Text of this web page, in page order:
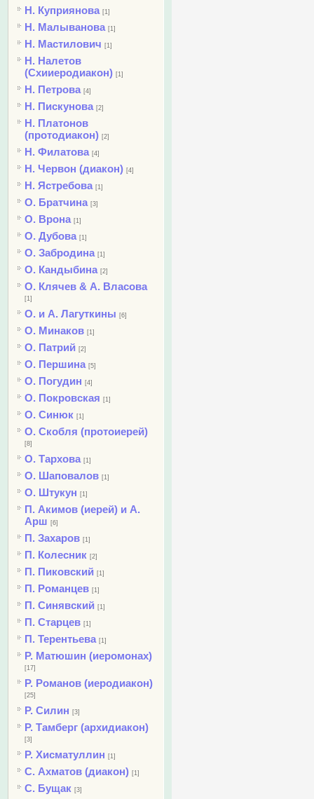
Н. Куприянова [1]
Н. Малыванова [1]
Н. Мастилович [1]
Н. Налетов
(Схииеродиакон) [1]
Н. Петрова [4]
Н. Пискунова [2]
Н. Платонов
(протодиакон) [2]
Н. Филатова [4]
Н. Червон (диакон) [4]
Н. Ястребова [1]
О. Братчина [3]
О. Врона [1]
О. Дубова [1]
О. Забродина [1]
О. Кандыбина [2]
О. Клячев & А. Власова
[1]
О. и А. Лагуткины [6]
О. Минаков [1]
О. Патрий [2]
О. Першина [5]
О. Погудин [4]
О. Покровская [1]
О. Синюк [1]
О. Скобля (протоиерей)
[8]
О. Тархова [1]
О. Шаповалов [1]
О. Штукун [1]
П. Акимов (иерей) и А.
Арш [6]
П. Захаров [1]
П. Колесник [2]
П. Пиковский [1]
П. Романцев [1]
П. Синявский [1]
П. Старцев [1]
П. Терентьева [1]
Р. Матюшин (иеромонах)
[17]
Р. Романов (иеродиакон)
[25]
Р. Силин [3]
Р. Тамберг (архидиакон)
[3]
Р. Хисматуллин [1]
С. Ахматов (диакон) [1]
С. Бущак [3]